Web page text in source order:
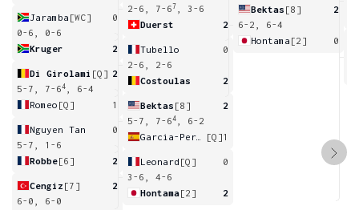
Jaramba [WC]
0
0-6, 0-6
Kruger
2
Di Girolami [Q] 2
5-7, 7-64
, 6-4
Romeo [Q] 1
Nguyen Tan
0
5-7, 1-6
Robbe[6] 2
Cengiz [7]
2
6-0, 6-0
2-6, 7-67
, 3-6
Duerst
2
Tubello
0
2-6, 2-6
Costoulas
2
Bektas [8]
2
5-7, 7-64
, 6-2
[Q]1
Leonard [Q]
0
3-6, 4-6
Hontama[2] 2
Bektas [8]
2
6-2, 6-4
Hontama [2] 0